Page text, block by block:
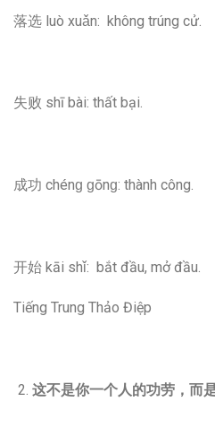
落选 luò xuǎn: không trúng cử.
失败 shī bài: thất bại.
成功 chénɡ ɡōnɡ: thành công.
开始 kāi shǐ: bắt đầu, mở đầu.
Tiếng Trung Thảo Điệp
这不是你一个人的功劳，而